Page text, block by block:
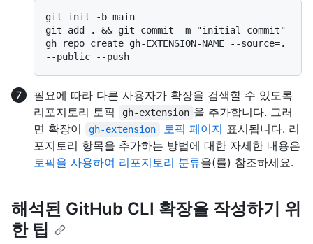
git init -b main
git add . && git commit -m "initial commit"
gh repo create gh-EXTENSION-NAME --source=.
필요에 따라 다른 사용자가 확장을 검색할 수 있도록
리포지토리 토픽
gh-extension 을 추가합니다. 그러
면 확장이
gh-extension 토픽 페이지 표시됩니다. 리
포지토리 항목을 추가하는 방법에 대한 자세한 내용은
토픽을 사용하여 리포지토리 분류을(를) 참조하세요.
해석된 GitHub CLI 확장을 작성하기 위
한 팁